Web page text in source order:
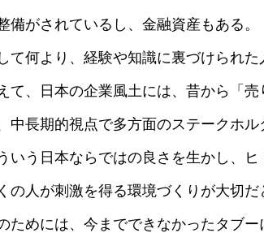
備がされているし、金融資産もある。
て何より、経験や知識に裏づけられた
て、日本の企業風土には、昔から「
中長期的視点で多方面のステークホル
いう日本ならではの良さを生かし、
の人が刺激を得る環境づくりが大切だ
ためには、今までできなかったタブ